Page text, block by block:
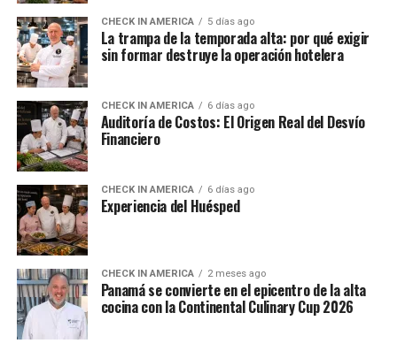
CHECK IN AMERICA 5 días ago
La trampa de la temporada alta: por qué exigir
sin formar destruye la operación hotelera
CHECK IN AMERICA 6 días ago
Auditoría de Costos: El Origen Real del Desvío
Financiero
CHECK IN AMERICA 6 días ago
Experiencia del Huésped
CHECK IN AMERICA 2 meses ago
Panamá se convierte en el epicentro de la alta
cocina con la Continental Culinary Cup 2026